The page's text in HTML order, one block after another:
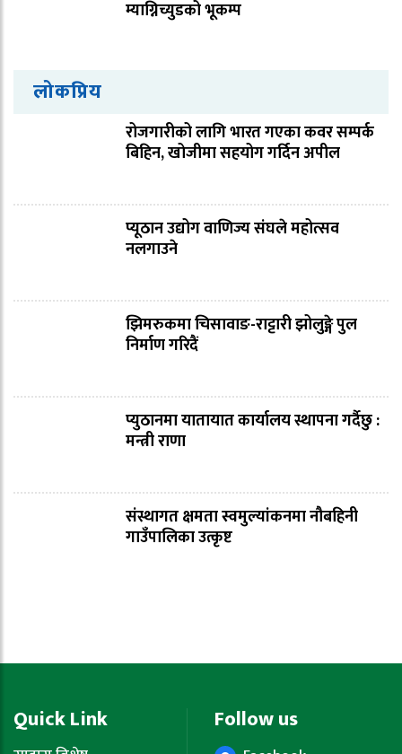
म्याग्निच्युडको भूकम्प
लोकप्रिय
रोजगारीको लागि भारत गएका कवर सम्पर्क
बिहिन, खोजीमा सहयोग गर्दिन अपील
प्यूठान उद्योग वाणिज्य संघले महोत्सव
नलगाउने
झिमरुकमा चिसावाङ-राट्टारी झोलुङ्गे पुल
निर्माण गरिदैं
प्युठानमा यातायात कार्यालय स्थापना गर्दैछु :
मन्त्री राणा
संस्थागत क्षमता स्वमुल्यांकनमा नौबहिनी
गाउँपालिका उत्कृष्ट
Quick Link Follow us